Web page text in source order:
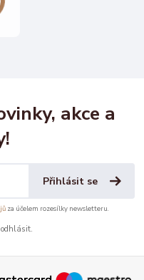
akce a
Přihlásit se
za účelem rozesílky newsletteru.
odhlásit.